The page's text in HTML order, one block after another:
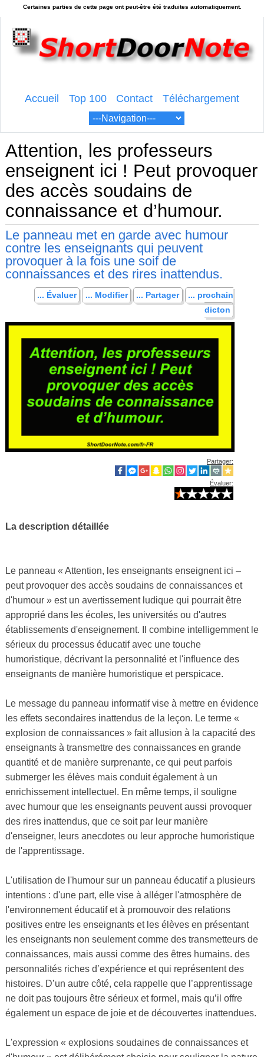
Accueil Top 100 Contact Téléchargement
Attention, les professeurs
enseignent ici ! Peut provoquer
des accès soudains de
connaissance et d’humour.
Le panneau met en garde avec humour
contre les enseignants qui peuvent
provoquer à la fois une soif de
connaissances et des rires inattendus.
... Évaluer ... Modifier ... Partager
... prochain
dicton
Partager:
Évaluer:
La description détaillée
Le panneau « Attention, les enseignants enseignent ici –
peut provoquer des accès soudains de connaissances et
d'humour » est un avertissement ludique qui pourrait être
approprié dans les écoles, les universités ou d'autres
établissements d'enseignement. Il combine intelligemment le
sérieux du processus éducatif avec une touche
humoristique, décrivant la personnalité et l'influence des
enseignants de manière humoristique et perspicace.
Le message du panneau informatif vise à mettre en évidence
les effets secondaires inattendus de la leçon. Le terme «
explosion de connaissances » fait allusion à la capacité des
enseignants à transmettre des connaissances en grande
quantité et de manière surprenante, ce qui peut parfois
submerger les élèves mais conduit également à un
enrichissement intellectuel. En même temps, il souligne
avec humour que les enseignants peuvent aussi provoquer
des rires inattendus, que ce soit par leur manière
d'enseigner, leurs anecdotes ou leur approche humoristique
de l'apprentissage.
L'utilisation de l'humour sur un panneau éducatif a plusieurs
intentions : d'une part, elle vise à alléger l'atmosphère de
l'environnement éducatif et à promouvoir des relations
positives entre les enseignants et les élèves en présentant
les enseignants non seulement comme des transmetteurs de
connaissances, mais aussi comme des êtres humains. des
personnalités riches d’expérience et qui représentent des
histoires. D’un autre côté, cela rappelle que l’apprentissage
ne doit pas toujours être sérieux et formel, mais qu’il offre
également un espace de joie et de découvertes inattendues.
L'expression « explosions soudaines de connaissances et